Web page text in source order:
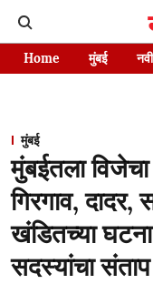
Home मुंबई
मुंबई
मुंबईतला
गिरगाव, दादर,
खंडितच्या
सदस्यांचा संताप